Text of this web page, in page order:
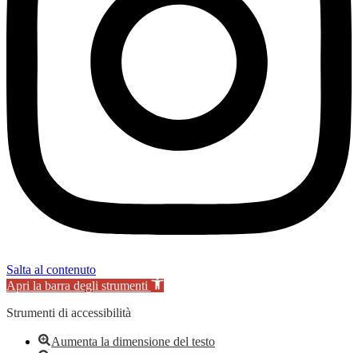
Salta al contenuto
Apri la barra degli strumenti
Strumenti di accessibilità
Aumenta la dimensione del testo